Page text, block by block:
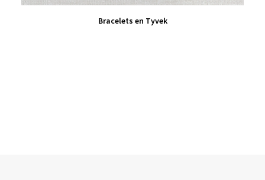
VIEW PRODUCT
Bracelets en Tyvek